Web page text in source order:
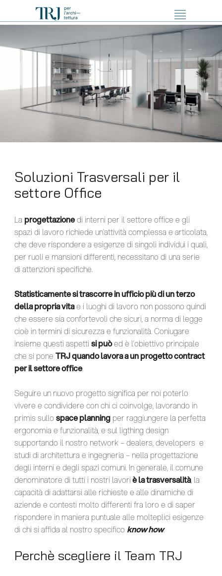
Soluzioni Trasversali per il
settore Office
La progettazionedi interni per il settore office e gli
spazi di lavoro richiede un’attività complessa e articolata,
che deve rispondere a esigenze di singoli individui i quali,
per ruoli e mansioni differenti, necessitano di una serie
di attenzioni specifiche.
Statisticamente si trascorre in ufficio più di un terzo
della propria vitae i luoghi di lavoro non possono quindi
che essere sia confortevoli che sicuri, a norma di legge
cioè in termini di sicurezza e funzionalità. Coniugare
insieme questi aspetti si puòed è l’obiettivo principale
che si pone TRJ quando lavora a un progetto contract
per il settore office.
Seguire un nuovo progetto significa per noi poterlo
vivere e condividere con chi ci coinvolge, lavorando in
primis sullo space planning per raggiungere la perfetta
ergonomia e funzionalità, e sul ligthing design
supportando il nostro network – dealers, developers e
studi di architettura e ingegneria – nella progettazione
degli interni e degli spazi comuni. In generale, il comune
denominatore di tutti i nostri lavoriè la trasversalità, la
capacità di adattarsi alle richieste e alle dinamiche di
aziende e contesti molto differenti fra loro e di saper
rispondere in maniera puntuale alle molteplici esigenze
di chi si affida al nostro specifico know how.
Perchè scegliere il Team TRJ